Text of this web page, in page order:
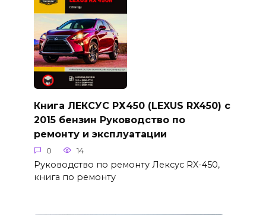
Книга ЛЕКСУС РХ450 (LEXUS RX450) с
2015 бензин Руководство по
ремонту и эксплуатации
0 14
Руководство по ремонту Лексус RX-450,
книга по ремонту